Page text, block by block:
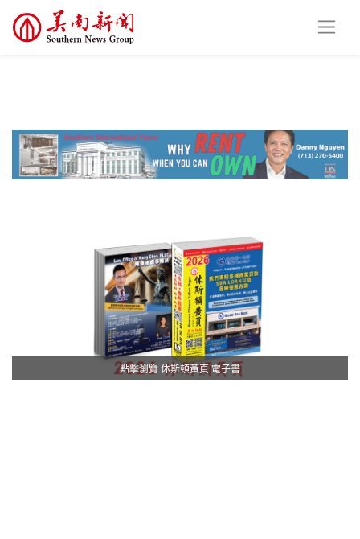
點擊瀏覽 休斯頓黃頁 電子書